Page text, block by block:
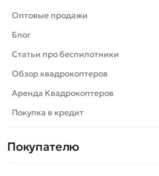
Танки
Вертолеты
Катера
Роботы
Самолеты
Сборные модели
Спецтехника
Оптовые продажи
Блог
Статьи про беспилотники
Обзор квадрокоптеров
Аренда Квадрокоптеров
Покупка в кредит
Покупателю